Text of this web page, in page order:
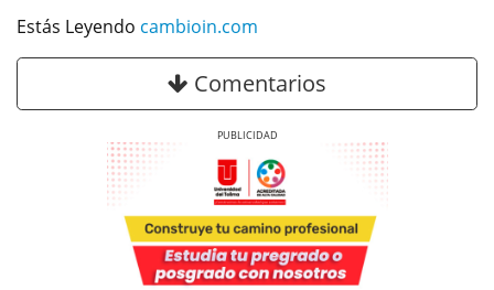
Estás Leyendo cambioin.com
Comentarios